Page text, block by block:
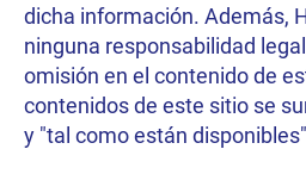
dicha información. Además,
ninguna responsabilidad
omisión en el contenido de
contenidos de este sitio se
y "tal como están